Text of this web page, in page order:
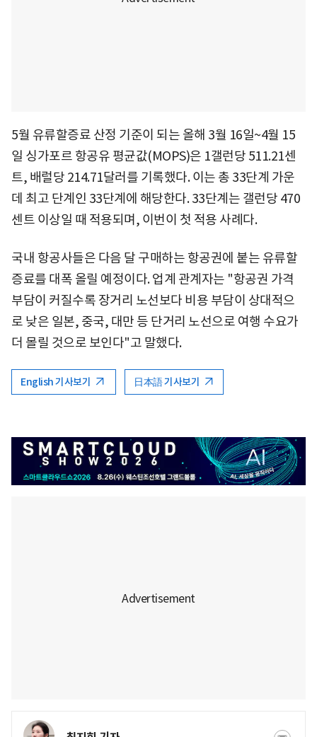
5월 유류할증료 산정 기준이 되는 올해 3월 16일~4월 15
일 싱가포르 항공유 평균값(MOPS)은 1갤런당 511.21센
트, 배럴당 214.71달러를 기록했다. 이는 총 33단계 가운
데 최고 단계인 33단계에 해당한다. 33단계는 갤런당 470
센트 이상일 때 적용되며, 이번이 첫 적용 사례다.
국내 항공사들은 다음 달 구매하는 항공권에 붙는 유류할
증료를 대폭 올릴 예정이다. 업계 관계자는 "항공권 가격
부담이 커질수록 장거리 노선보다 비용 부담이 상대적으
로 낮은 일본, 중국, 대만 등 단거리 노선으로 여행 수요가
더 몰릴 것으로 보인다"고 말했다.
English 기사보기 日本語 기사보기